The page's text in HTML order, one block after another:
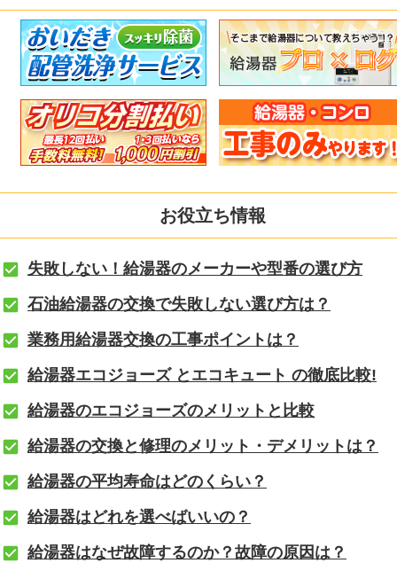
お役立ち情報
失敗しない！給湯器のメーカーや型番の選び方
石油給湯器の交換で失敗しない選び方は？
業務用給湯器交換の工事ポイントは？
給湯器エコジョーズ とエコキュート の徹底比較!
給湯器のエコジョーズのメリットと比較
給湯器の交換と修理のメリット・デメリットは？
給湯器の平均寿命はどのくらい？
給湯器はどれを選べばいいの？
給湯器はなぜ故障するのか？故障の原因は？